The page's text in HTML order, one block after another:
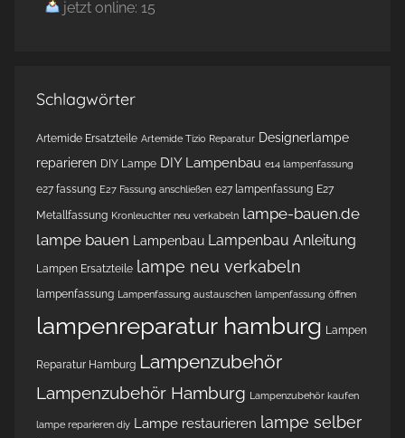
jetzt online: 15
Schlagwörter
Artemide Ersatzteile Artemide Tizio Reparatur Designerlampe
reparieren DIY Lampe DIY Lampenbau e14 lampenfassung
e27 fassung E27 Fassung anschließen e27 lampenfassung E27
Metallfassung Kronleuchter neu verkabeln lampe-bauen.de
lampe bauen
Lampenbau Lampenbau Anleitung
Lampen Ersatzteile lampe neu verkabeln
lampenfassung Lampenfassung austauschen lampenfassung öffnen
lampenreparatur hamburg Lampen
Reparatur Hamburg Lampenzubehör
Lampenzubehör Hamburg Lampenzubehör kaufen
lampe reparieren diy Lampe restaurieren lampe selber